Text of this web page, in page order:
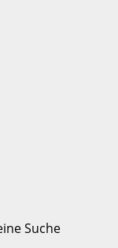
Suche